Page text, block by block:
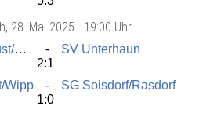
, 28. Mai 2025 - 19:00 Uhr
SG Dammersbach/Nüst/Gaalbern
SV Unterhaun
2:1
Wipp
SG Soisdorf/Rasdorf
1:0